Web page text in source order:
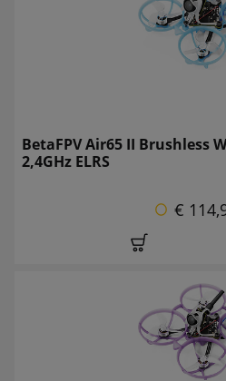
BetaFPV Air65 II Brushless
2,4GHz ELRS
€